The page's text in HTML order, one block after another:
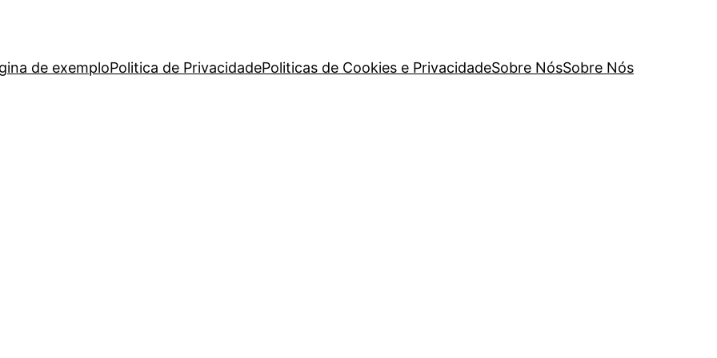
de exemploPolitica de PrivacidadePoliticas de Cookies e PrivacidadeSobre NósSobre Nós